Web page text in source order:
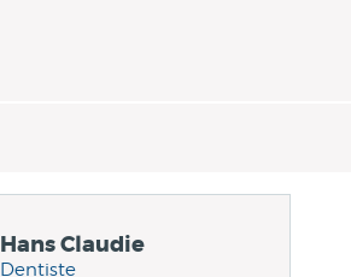
Hans Claudie
Dentiste